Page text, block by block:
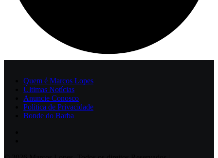
Quem é Marcos Lopes
Últimas Notícias
Anuncie Conosco
Política de Privacidade
Bonde do Barba